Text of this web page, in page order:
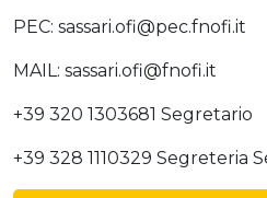
PEC: sassari.ofi@pec.fnofi.it
MAIL: sassari.ofi@fnofi.it
+39 320 1303681 Segretario
+39 328 1110329 Segreteria